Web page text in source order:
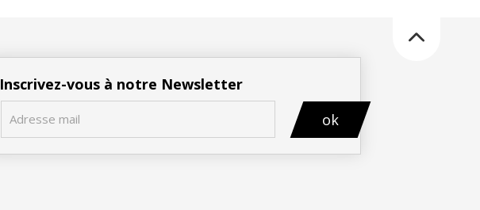
Inscrivez-vous à notre Newsletter
ok